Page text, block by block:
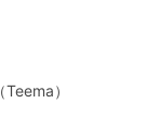
）